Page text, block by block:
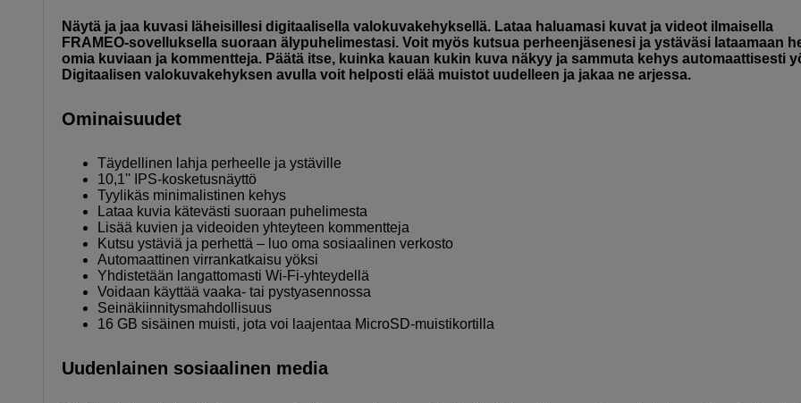
Näytä ja jaa kuvasi läheisillesi digitaalisella valokuvakehyksellä. Lataa haluamasi kuvat ja videot ilmaisella
FRAMEO-sovelluksella suoraan älypuhelimestasi. Voit myös kutsua perheenjäsenesi ja ystäväsi lataamaan
omia kuviaan ja kommentteja. Päätä itse, kuinka kauan kukin kuva näkyy ja sammuta kehys automaattisesti
Digitaalisen valokuvakehyksen avulla voit helposti elää muistot uudelleen ja jakaa ne arjessa.
Ominaisuudet
Täydellinen lahja perheelle ja ystäville
10,1'' IPS-kosketusnäyttö
Tyylikäs minimalistinen kehys
Lataa kuvia kätevästi suoraan puhelimesta
Lisää kuvien ja videoiden yhteyteen kommentteja
Kutsu ystäviä ja perhettä – luo oma sosiaalinen verkosto
Automaattinen virrankatkaisu yöksi
Yhdistetään langattomasti Wi-Fi-yhteydellä
Voidaan käyttää vaaka- tai pystyasennossa
Seinäkiinnitysmahdollisuus
16 GB sisäinen muisti, jota voi laajentaa MicroSD-muistikortilla
Uudenlainen sosiaalinen media